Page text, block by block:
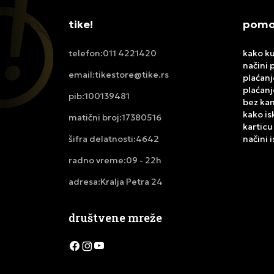
tike!
telefon:011 4221420
email:tikestore@tike.rs
pib:100139481
matični broj:17380516
šifra delatnosti:4642
radno vreme:09 - 22h
adresa:Kralja Petra 24
kako
načini
bez
kako
karticu
načini
društvene mreže